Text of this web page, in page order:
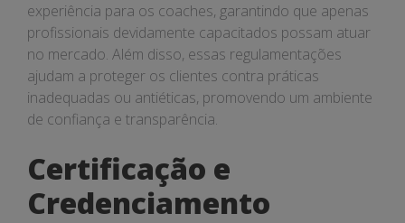
experiência para os coaches, garantindo que apenas
profissionais devidamente capacitados possam atuar
no mercado. Além disso, essas regulamentações
ajudam a proteger os clientes contra práticas
inadequadas ou antiéticas, promovendo um ambiente
de confiança e transparência.
Certificação e
Credenciamento